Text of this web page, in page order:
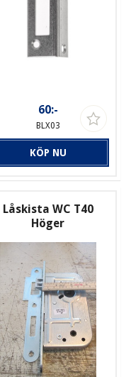
60:-
BLX03
KÖP NU
Låskista WC T40
Höger